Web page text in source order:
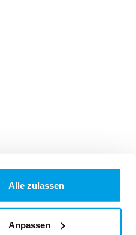
Alle zulassen
Anpassen